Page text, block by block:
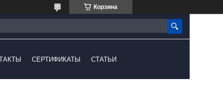
Корзина
СЕРТИФИКАТЫ СТАТЬИ